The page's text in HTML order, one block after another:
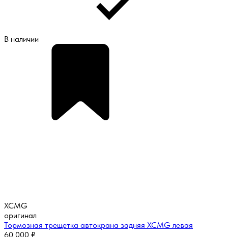
В наличии
XCMG
оригинал
Тормозная трещетка автокрана задняя XCMG левая
60 000 ₽